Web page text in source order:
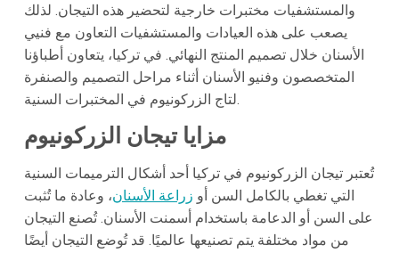
والمستشفيات مختبرات خارجية لتحضير هذه التيجان. لذلك
يصعب على هذه العيادات والمستشفيات التعاون مع فنيي
الأسنان خلال تصميم المنتج النهائي. في تركيا، يتعاون أطباؤنا
المتخصصون وفنيو الأسنان أثناء مراحل التصميم والصنفرة
لتاج الزركونيوم في المختبرات السنية.
مزايا تيجان الزركونيوم
تُعتبر تيجان الزركونيوم في تركيا أحد أشكال الترميمات السنية
التي تغطي بالكامل السن أو زراعة الأسنان، وعادة ما تُثبت
على السن أو الدعامة باستخدام أسمنت الأسنان. تُصنع التيجان
من مواد مختلفة يتم تصنيعها عالميًا. قد تُوضع التيجان أيضًا